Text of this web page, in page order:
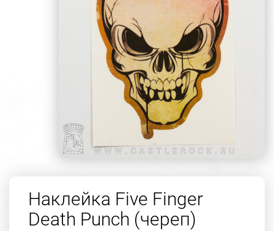
Наклейка Five Finger
Death Punch (череп)